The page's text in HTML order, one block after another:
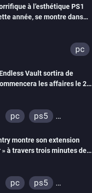
à l’esthétique PS1
année, se montre dans
pc
Vault sortira de
les affaires le 2
pc
ps5
montre son extension
» à travers trois minutes de
pc
ps5